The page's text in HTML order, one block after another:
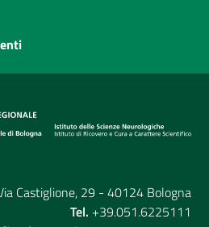
Castiglione, 29 - 40124 Bologna
Tel. +39.051.6225111